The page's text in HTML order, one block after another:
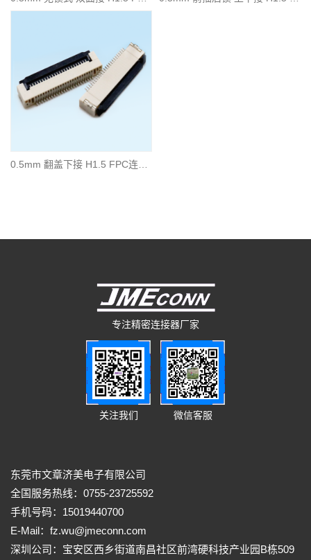
专注精密连接器厂家
关注我们 微信客服
东莞市文章济美电子有限公司
全国服务热线：0755-23725592
手机号码：15019440700
E-Mail：fz.wu@jmeconn.com
深圳公司：宝安区西乡街道南昌社区前湾硬科技产业园B栋509